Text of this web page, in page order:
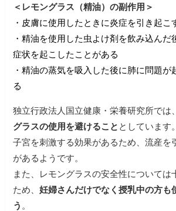
＜レモングラス（精油）の副作用＞
・皮膚に使用したときに炎症を引き起こ
・精油を使用した虫よけ剤を飲み込んだ
症状を起こしたことがある
・精油の蒸気を吸入した後に肺に問題が
る
独立行政法人国立健康・栄養研究所では
グラスの使用を避けること としています。
子宮を刺激する効果があるため、流産を
があるようです。
また、レモングラスの安全性については
ため、妊婦さんだけでなく授乳中の方も
う 。